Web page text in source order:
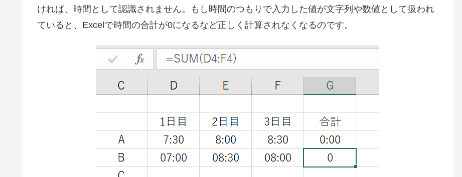
ければ、時間として認識されません。もし時間のつもりで入力した値が文字列や数値として扱われ
ていると、Excelで時間の合計が0になるなど正しく計算されなくなるのです。